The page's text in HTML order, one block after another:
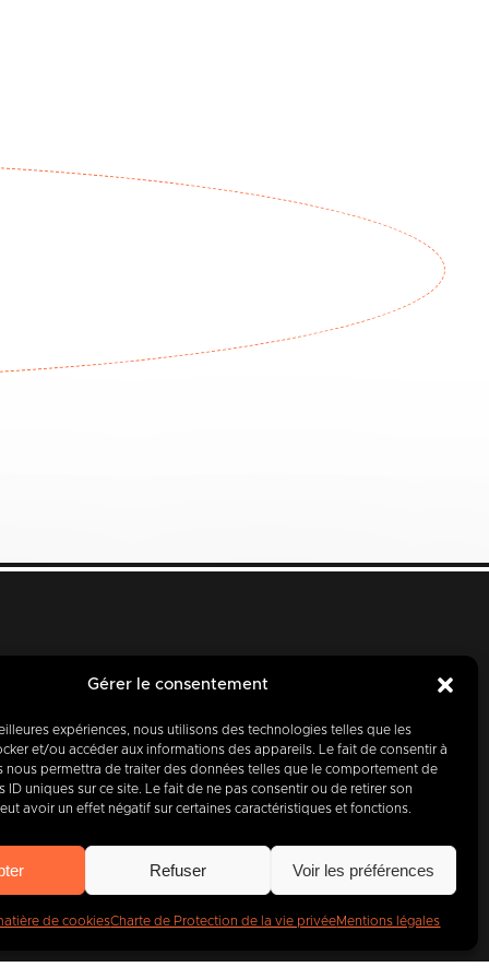
Gérer le consentement
expériences, nous utilisons des technologies telles que les
et/ou accéder aux informations des appareils. Le fait de consentir à
nous permettra de traiter des données telles que le comportement de
ID uniques sur ce site. Le fait de ne pas consentir ou de retirer son
avoir un effet négatif sur certaines caractéristiques et fonctions.
Refuser Voir les préférences
de cookiesCharte de Protection de la vie privéeMentions légales
partenaire
.